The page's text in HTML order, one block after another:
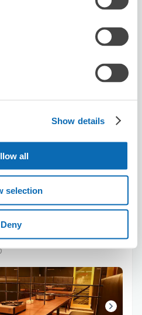
Show details
all
selection
Deny
此店舖
店